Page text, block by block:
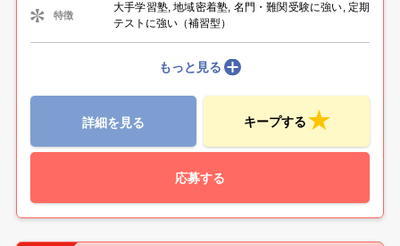
特徴
大手学習塾, 地域密着塾, 名門・難関受験に強い, 定期
テストに強い（補習型）
もっと見る
詳細を見る キープする
応募する